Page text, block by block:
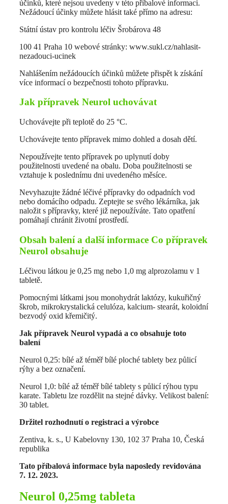
účinků, které nejsou uvedeny v této příbalové informaci.
Nežádoucí účinky můžete hlásit také přímo na adresu:
Státní ústav pro kontrolu léčiv Šrobárova 48
100 41 Praha 10 webové stránky: www.sukl.cz/nahlasit-
nezadouci-ucinek
Nahlášením nežádoucích účinků můžete přispět k získání
více informací o bezpečnosti tohoto přípravku.
Jak přípravek Neurol uchovávat
Uchovávejte při teplotě do 25 °C.
Uchovávejte tento přípravek mimo dohled a dosah dětí.
Nepoužívejte tento přípravek po uplynutí doby
použitelnosti uvedené na obalu. Doba použitelnosti se
vztahuje k poslednímu dni uvedeného měsíce.
Nevyhazujte žádné léčivé přípravky do odpadních vod
nebo domácího odpadu. Zeptejte se svého lékárníka, jak
naložit s přípravky, které již nepoužíváte. Tato opatření
pomáhají chránit životní prostředí.
Obsah balení a další informace Co přípravek
Neurol obsahuje
Léčivou látkou je 0,25 mg nebo 1,0 mg alprozolamu v 1
tabletě.
Pomocnými látkami jsou monohydrát laktózy, kukuřičný
škrob, mikrokrystalická celulóza, kalcium- stearát, koloidní
bezvodý oxid křemičitý.
Jak přípravek Neurol vypadá a co obsahuje toto
balení
Neurol 0,25: bílé až téměř bílé ploché tablety bez půlicí
rýhy a bez označení.
Neurol 1,0: bílé až téměř bílé tablety s půlicí rýhou typu
karate. Tabletu lze rozdělit na stejné dávky. Velikost balení:
30 tablet.
Držitel rozhodnutí o registraci a výrobce
Zentiva, k. s., U Kabelovny 130, 102 37 Praha 10, Česká
republika
Tato příbalová informace byla naposledy revidována
7. 12. 2023.
Neurol 0,25mg tableta